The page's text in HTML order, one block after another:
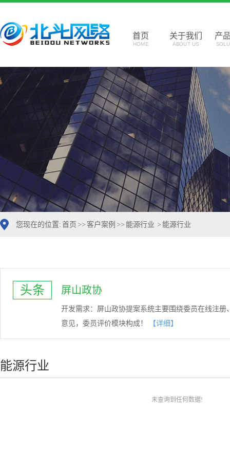
首页
HOME
关于我们
ABOUT US
产
您现在的位置: 首页 >> 客户案例 >> 能源行业 > 能源行业
头条 屏山政协
开发需求：屏山政协提案系统主要围绕委员在线注
意见，委员评价模块构成！
【详细】
能源行业
未查询到任何数据!